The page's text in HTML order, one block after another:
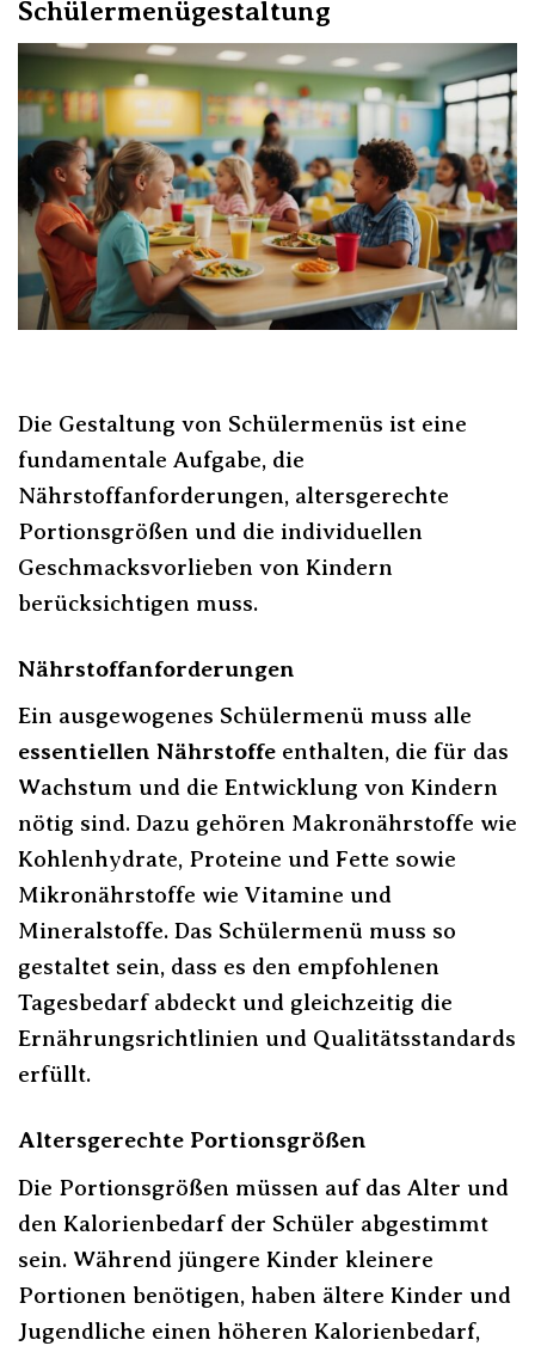
Schülermenügestaltung
Die Gestaltung von Schülermenüs ist eine
fundamentale Aufgabe, die
Nährstoffanforderungen, altersgerechte
Portionsgrößen und die individuellen
Geschmacksvorlieben von Kindern
berücksichtigen muss.
Nährstoffanforderungen
Ein ausgewogenes Schülermenü muss alle
essentiellen Nährstoffe enthalten, die für das
Wachstum und die Entwicklung von Kindern
nötig sind. Dazu gehören Makronährstoffe wie
Kohlenhydrate, Proteine und Fette sowie
Mikronährstoffe wie Vitamine und
Mineralstoffe. Das Schülermenü muss so
gestaltet sein, dass es den empfohlenen
Tagesbedarf abdeckt und gleichzeitig die
Ernährungsrichtlinien und Qualitätsstandards
erfüllt.
Altersgerechte Portionsgrößen
Die Portionsgrößen müssen auf das Alter und
den Kalorienbedarf der Schüler abgestimmt
sein. Während jüngere Kinder kleinere
Portionen benötigen, haben ältere Kinder und
Jugendliche einen höheren Kalorienbedarf,